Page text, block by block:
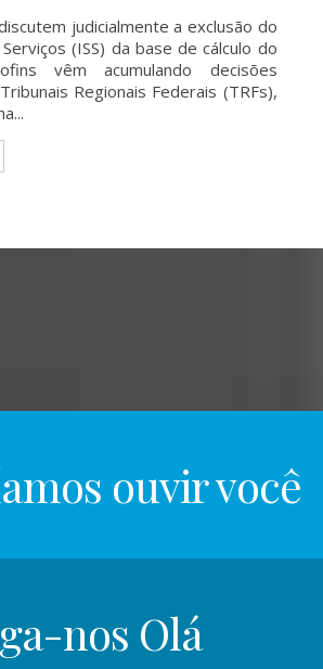
judicialmente a exclusão do
(ISS) da base de cálculo do
vêm acumulando decisões
Regionais Federais (TRFs),
ouvir você
nos Olá